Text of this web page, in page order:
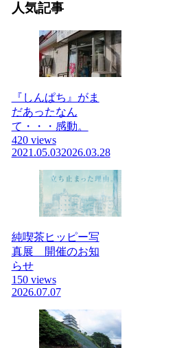
人気記事
『しんぱち』がま
だあったなん
て・・・感動。
420 views
2021.05.032026.03.28
純喫茶ヒッピー写
真展 開催のお知
らせ
150 views
2026.07.07